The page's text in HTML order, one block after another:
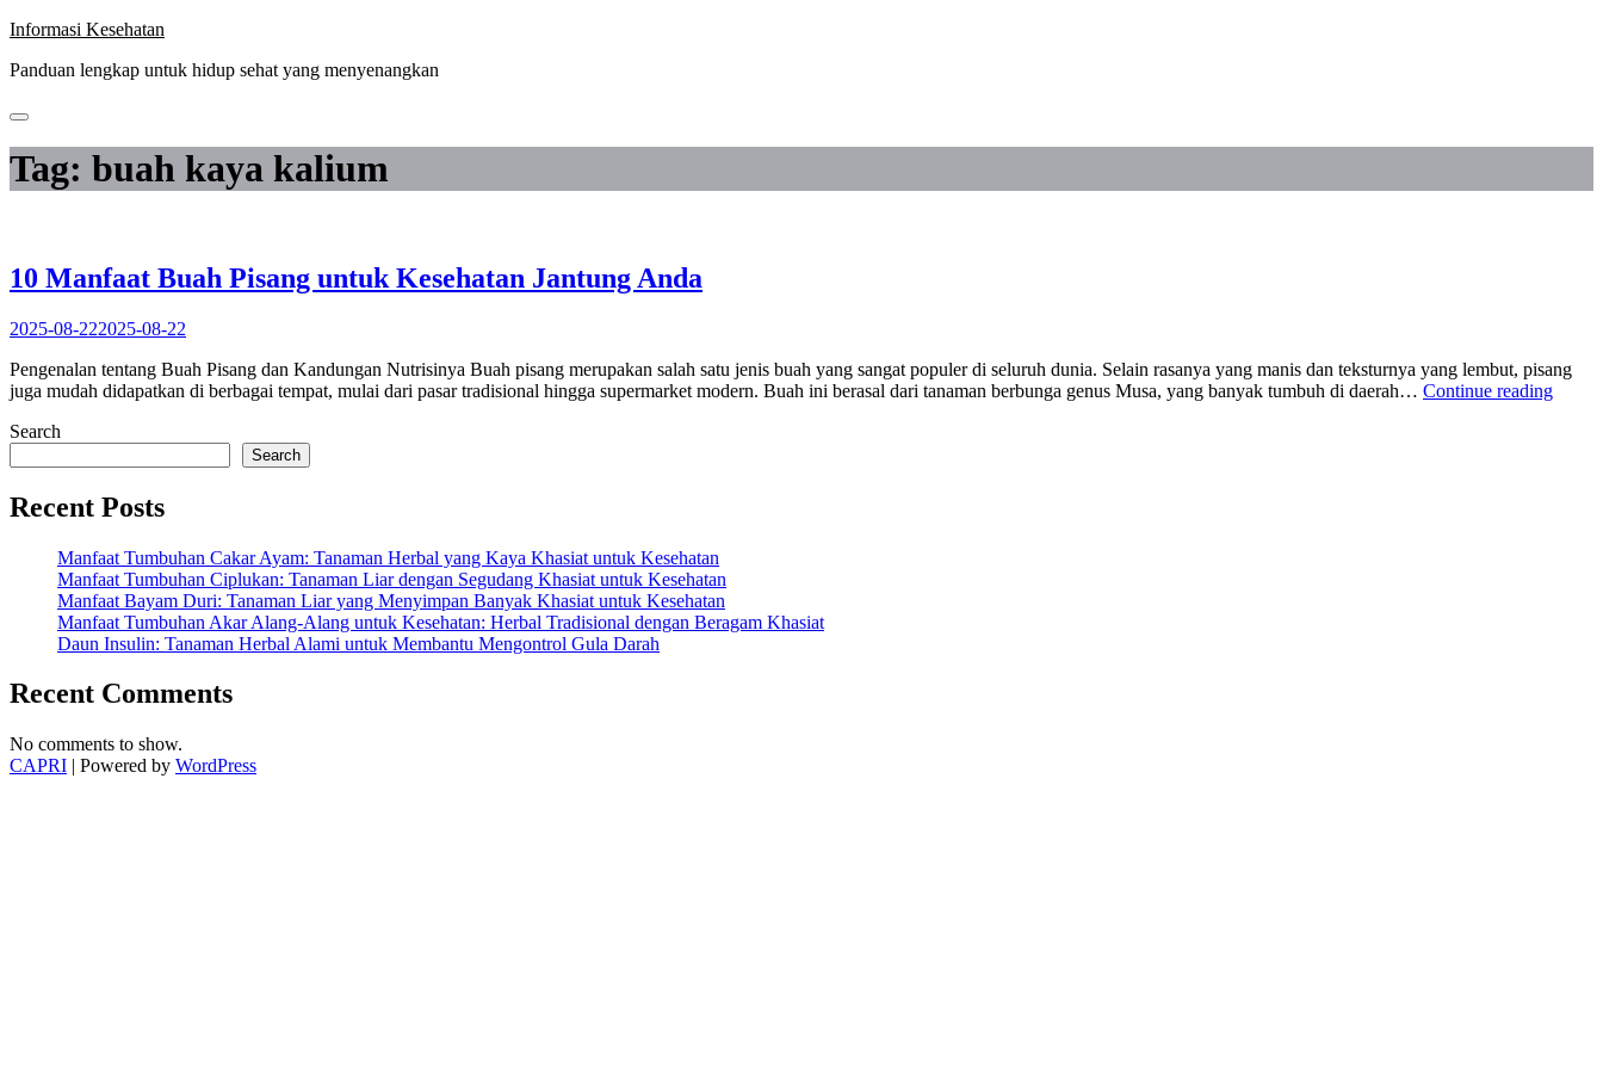
Skip
content
Informasi Kesehatan
Panduan lengkap untuk hidup sehat yang menyenangkan
Tag: buah kaya kalium
10 Manfaat Buah Pisang untuk Kesehatan Jantung Anda
2025-08-222025-08-22
Pengenalan tentang Buah Pisang dan Kandungan Nutrisinya Buah pisang merupakan salah satu jenis buah yang sangat populer di seluruh dunia. Selain rasanya yang manis dan teksturnya yang lembut, pisang
juga mudah didapatkan di berbagai tempat, mulai dari pasar tradisional hingga supermarket modern. Buah ini berasal dari tanaman berbunga genus Musa, yang banyak tumbuh di daerah… Continue reading“10
Search
Search
Recent Posts
Manfaat Tumbuhan Cakar Ayam: Tanaman Herbal yang Kaya Khasiat untuk Kesehatan
Manfaat Tumbuhan Ciplukan: Tanaman Liar dengan Segudang Khasiat untuk Kesehatan
Manfaat Bayam Duri: Tanaman Liar yang Menyimpan Banyak Khasiat untuk Kesehatan
Manfaat Tumbuhan Akar Alang-Alang untuk Kesehatan: Herbal Tradisional dengan Beragam Khasiat
Daun Insulin: Tanaman Herbal Alami untuk Membantu Mengontrol Gula Darah
Recent Comments
No comments to show.
CAPRI | Powered by WordPress